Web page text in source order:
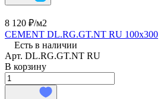
8 120 ₽/м2
CEMENT DL.RG.GT.NT RU 100х300
Есть в наличии
Арт. DL.RG.GT.NT RU
В корзину